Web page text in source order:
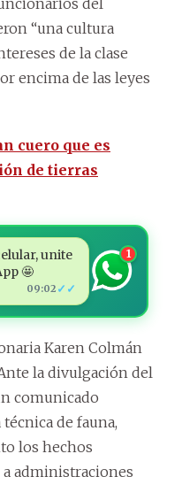
“una cultura
de la clase
encima de las leyes
cuero que es
de tierras
unite
🤩
09:02 ✓✓
1
Karen Colmán
la divulgación del
comunicado
de fauna,
los hechos
administraciones